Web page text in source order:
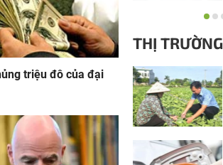
triệu đô của đại
THỊ TRƯỜNG